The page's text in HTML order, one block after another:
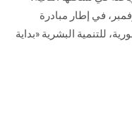
أُقيمت خلال الفترة من 16 إلى 19 نوفمبر، في إطار مبادرة
للتنمية البشرية «بداية